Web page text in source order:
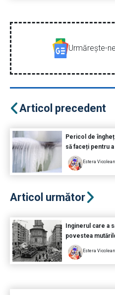
Urmăreşte-
Articol precedent
Pericol de
să faceți pentru
Estera
Articol următor
Inginerul care a
povestea
Estera